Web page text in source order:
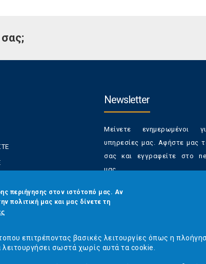
ΜΑΣ
Newsletter
Μείνετε ενημερωμένοι
υπηρεσίες μας. Αφήστε μας
σας και εγγραφείτε στο
μας.
Έχετε τη δυνατότητα
από τα newsletters μας
Email*
περιήγησης στον ιστότοπό μας. Αν
πολιτική μας και μας δίνετε τη
επιτρέποντας βασικές λειτουργίες όπως η
σωστά χωρίς αυτά τα cookie.